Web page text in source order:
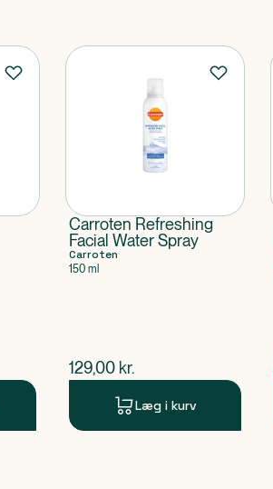
Carroten Refreshing
Facial Water Spray
Carroten
150 ml
$nuværende pris
129,00 kr.
Læg i kurv